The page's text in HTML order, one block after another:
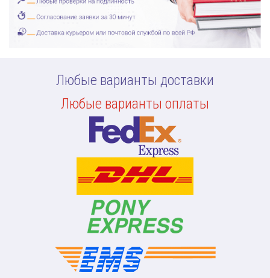
Любые варианты доставки
Любые варианты оплаты